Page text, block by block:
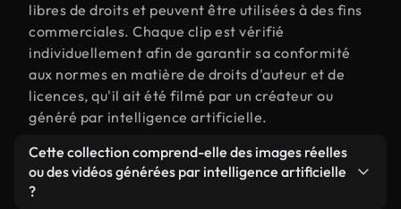
libres de droits et peuvent être utilisées à des fins
commerciales. Chaque clip est vérifié
individuellement afin de garantir sa conformité
aux normes en matière de droits d'auteur et de
licences, qu'il ait été filmé par un créateur ou
généré par intelligence artificielle.
Cette collection comprend-elle des images réelles
ou des vidéos générées par intelligence artificielle
?